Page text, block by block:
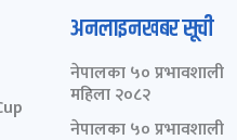
अनलाइनखबर सूची
नेपालका ५० प्रभावशाली
महिला २०८२
नेपालका ५० प्रभावशाली